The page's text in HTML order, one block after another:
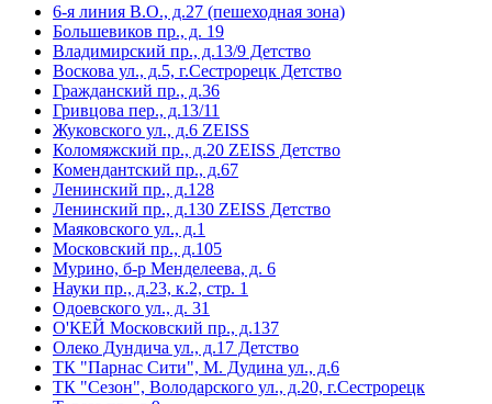
6-я линия В.О., д.27 (пешeходная зона)
Большевиков пр., д. 19
Владимирский пр., д.13/9 Детство
Воскова ул., д.5, г.Сестрорецк Детство
Гражданский пр., д.36
Гривцова пер., д.13/11
Жуковского ул., д.6 ZEISS
Коломяжский пр., д.20 ZEISS Детство
Комендантский пр., д.67
Ленинский пр., д.128
Ленинский пр., д.130 ZEISS Детство
Маяковского ул., д.1
Московский пр., д.105
Мурино, б-р Менделеева, д. 6
Науки пр., д.23, к.2, стр. 1
Одоевского ул., д. 31
О'КЕЙ Московский пр., д.137
Олеко Дундича ул., д.17 Детство
ТК "Парнас Сити", М. Дудина ул., д.6
ТК "Сезон", Володарского ул., д.20, г.Сестрорецк